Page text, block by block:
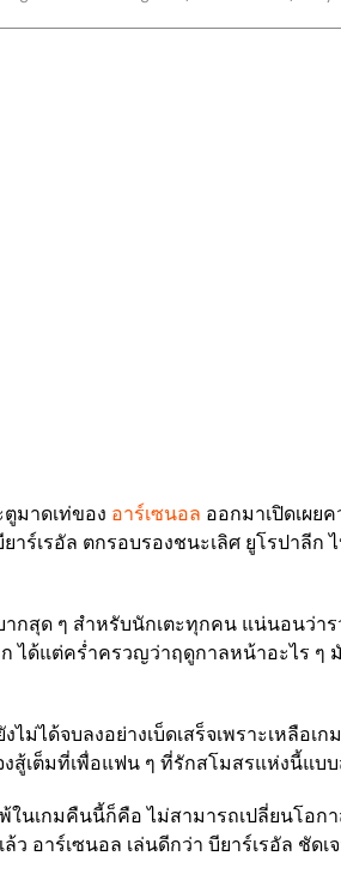
มาดเท่ของ อาร์เซนอล ออกมาเปิดเผย
าร์เรอัล ตกรอบรองชนะเลิศ ยูโรปาลีก
ากสุด ๆ สำหรับนักเตะทุกคน แน่นอนว่า
ได้แต่คร่ำครวญว่าฤดูกาลหน้าอะไร ๆ
ไม่ได้จบลงอย่างเบ็ดเสร็จเพราะเหลือเ
สู้เต็มที่เพื่อแฟน ๆ ที่รักสโมสรแห่งนี้แบ
ในเกมคืนนี้ก็คือ ไม่สามารถเปลี่ยนโอกา
อาร์เซนอล เล่นดีกว่า บียาร์เรอัล ชัดเ